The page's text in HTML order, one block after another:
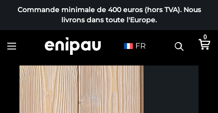
Commande minimale de 400 euros (hors TVA). Nous
livrons dans toute l'Europe.
FR
0